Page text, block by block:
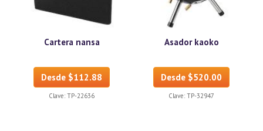
Cartera nansa
Desde $112.88
Clave: TP-22636
Asador kaoko
Desde $520.00
Clave: TP-32947